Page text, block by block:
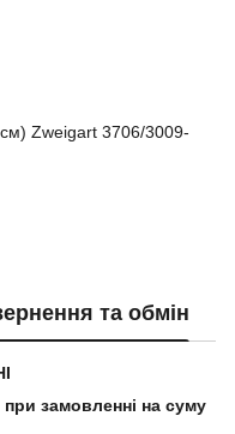
Zweigart 3706/3009-
та обмін
при замовленні на суму